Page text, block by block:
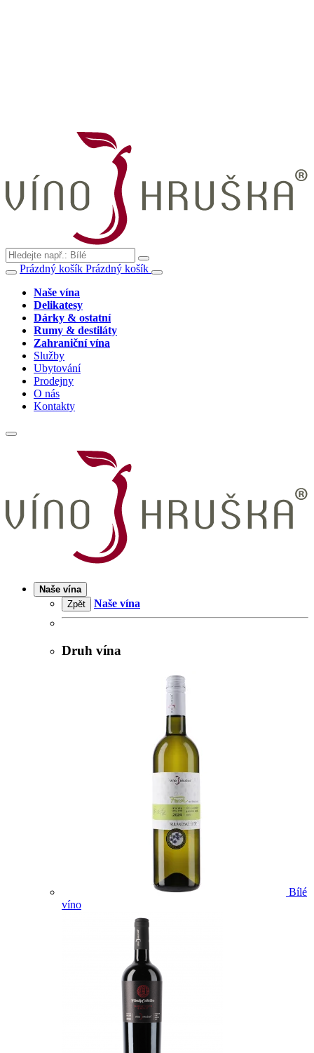
Prázdný košík Prázdný košík
Naše vína
Delikatesy
Dárky & ostatní
Rumy & destiláty
Zahraniční vína
Služby
Ubytování
Prodejny
O nás
Kontakty
Naše vína
Zpět
Naše vína
Druh vína
Bílé
víno